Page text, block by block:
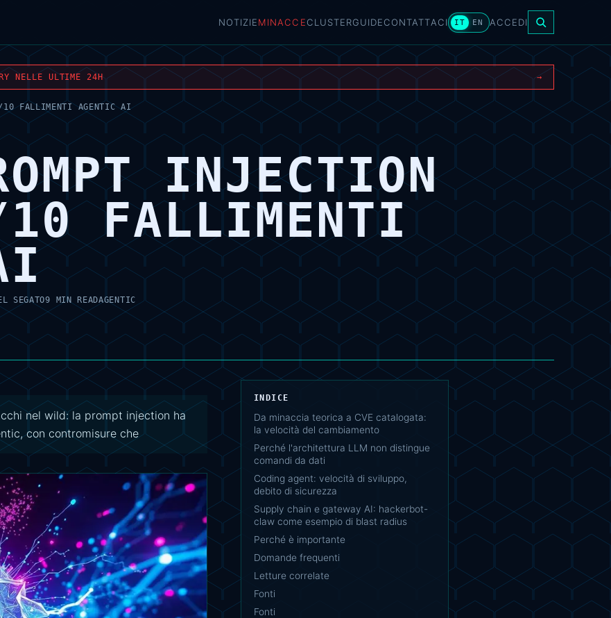
NOTIZIEMINACCECLUSTERGUIDECONTATTACI IT EN ACCEDI
NELLE ULTIME 24H →
10 FALLIMENTI AGENTIC AI
INJECTION
FALLIMENTI
SEGATO9 MIN READAGENTIC
nel wild: la prompt injection ha
con contromisure che
INDICE
Da minaccia teorica a CVE catalogata:
la velocità del cambiamento
Perché l'architettura LLM non distingue
comandi da dati
Coding agent: velocità di sviluppo,
debito di sicurezza
Supply chain e gateway AI: hackerbot-
claw come esempio di blast radius
Perché è importante
Domande frequenti
Letture correlate
Fonti
Fonti